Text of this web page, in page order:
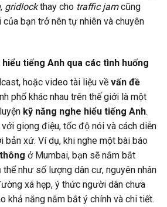
, gridlockthay cho traffic jamcũng
bạn trở nên tự nhiên và chuyên
tiếng Anh qua các tình huống
hoặc video tài liệu về vấn đề
phố khác nhau trên thế giới là một
kỹ năng nghe hiểu tiếng Anh.
giọng điệu, tốc độ nói và cách diễn
xứ. Ví dụ, khi nghe một bài báo
ở Mumbai, bạn sẽ nắm bắt
như số lượng dân cư, nguyên nhân
xá hẹp, ý thức người dân chưa
khả năng nắm bắt ý chính và chi tiết.